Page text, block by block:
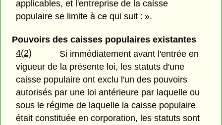
applicables, et l'entreprise de la caisse
populaire se limite à ce qui suit : ».
Pouvoirs des caisses populaires existantes
4(2)
Si immédiatement avant l'entrée en
vigueur de la présente loi, les statuts d'une
caisse populaire ont exclu l'un des pouvoirs
autorisés par une loi antérieure par laquelle ou
sous le régime de laquelle la caisse populaire
était constituée en corporation, les statuts sont